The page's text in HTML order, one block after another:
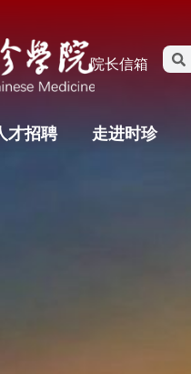
院长信箱
才招聘 走进时珍